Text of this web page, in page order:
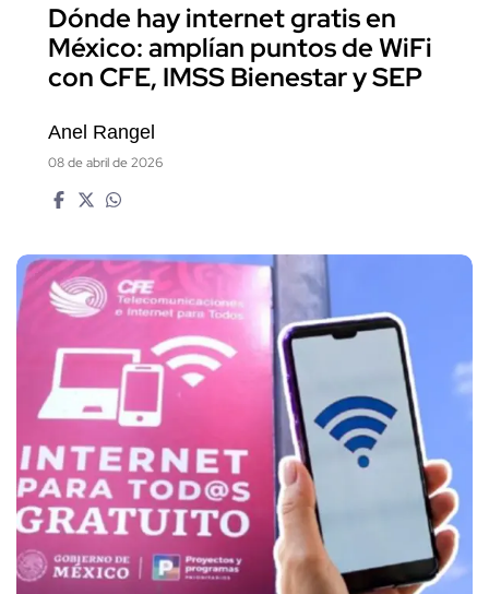
Dónde hay internet gratis en
México: amplían puntos de WiFi
con CFE, IMSS Bienestar y SEP
Anel Rangel
08 de abril de 2026